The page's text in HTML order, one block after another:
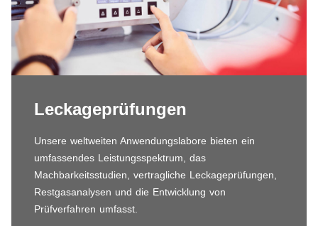
Leckageprüfungen
Unsere weltweiten Anwendungslabore bieten ein
umfassendes Leistungsspektrum, das
Machbarkeitsstudien, vertragliche Leckageprüfungen,
Restgasanalysen und die Entwicklung von
Prüfverfahren umfasst.